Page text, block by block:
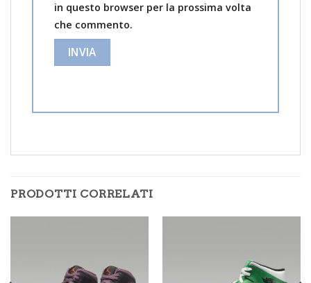
in questo browser per la prossima volta
che commento.
PRODOTTI CORRELATI